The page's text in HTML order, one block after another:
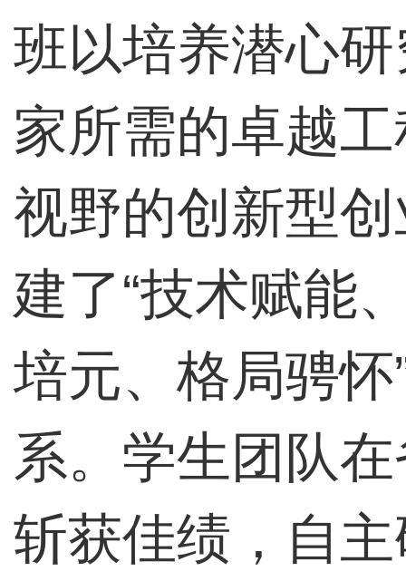
班以培养潜心
家所需的卓越
视野的创新型
建了“技术赋能
培元、格局骋
系。学生团队
斩获佳绩，自